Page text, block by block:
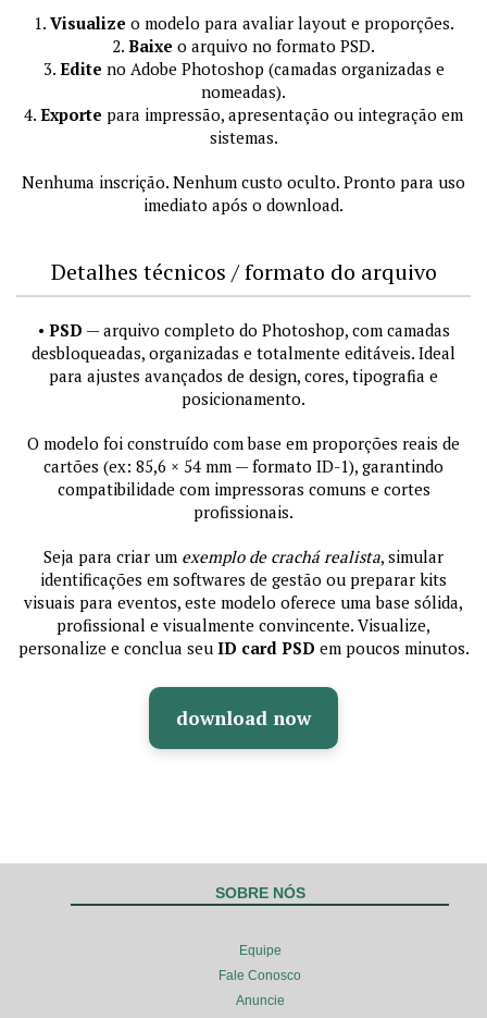
1. Visualize o modelo para avaliar layout e proporções.
2. Baixe o arquivo no formato PSD.
3. Edite no Adobe Photoshop (camadas organizadas e
nomeadas).
4. Exporte para impressão, apresentação ou integração em
sistemas.
Nenhuma inscrição. Nenhum custo oculto. Pronto para uso
imediato após o download.
Detalhes técnicos / formato do arquivo
• PSD — arquivo completo do Photoshop, com camadas
desbloqueadas, organizadas e totalmente editáveis. Ideal
para ajustes avançados de design, cores, tipografia e
posicionamento.
O modelo foi construído com base em proporções reais de
cartões (ex: 85,6 × 54 mm — formato ID-1), garantindo
compatibilidade com impressoras comuns e cortes
profissionais.
Seja para criar um exemplo de crachá realista, simular
identificações em softwares de gestão ou preparar kits
visuais para eventos, este modelo oferece uma base sólida,
profissional e visualmente convincente. Visualize,
personalize e conclua seu ID card PSD em poucos minutos.
download now
SOBRE NÓS
Equipe
Fale Conosco
Anuncie